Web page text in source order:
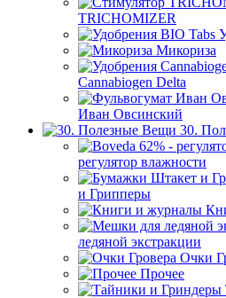
TRICHOMIZER
Микориза
Cannabiogen Delta
Иван Овсинский
30.
регулятор влажности
и Грипперы
ледяной экстракции
Очки
Прочее